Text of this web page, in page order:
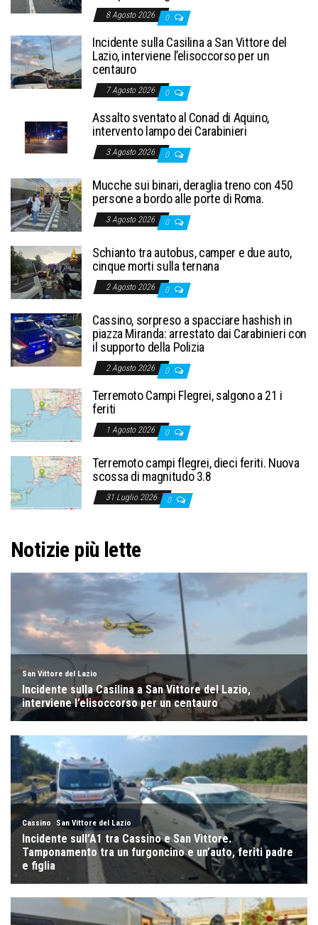
8 Agosto 2026 0
Incidente sulla Casilina a San Vittore del
Lazio, interviene l’elisoccorso per un
centauro
7 Agosto 2026 0
Assalto sventato al Conad di Aquino,
intervento lampo dei Carabinieri
3 Agosto 2026 0
Mucche sui binari, deraglia treno con 450
persone a bordo alle porte di Roma.
3 Agosto 2026 0
Schianto tra autobus, camper e due auto,
cinque morti sulla ternana
2 Agosto 2026 0
Cassino, sorpreso a spacciare hashish in
piazza Miranda: arrestato dai Carabinieri con
il supporto della Polizia
2 Agosto 2026 0
Terremoto Campi Flegrei, salgono a 21 i
feriti
1 Agosto 2026 0
Terremoto campi flegrei, dieci feriti. Nuova
scossa di magnitudo 3.8
31 Luglio 2026 0
Notizie più lette